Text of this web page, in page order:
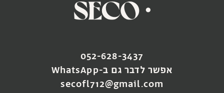
במוזה של סקו – זר ואזה נוייר
₪320
052-628-3437
אפשר לדבר גם ב-WhatsApp
secofl712@gmail.com